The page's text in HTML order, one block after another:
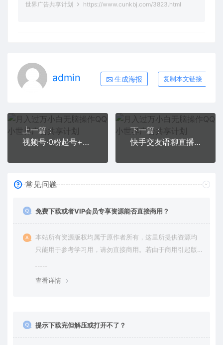
世界广告共享计划
https://www.cunkbj.com/3823.html
admin 生成海报 复制本文链接
上一篇：
视频号·0粉起号+话术框架线上课：视频号0到1运营培训班（20节课）
下一篇：
快手交友语聊直播，轻松日入500＋
常见问题
免费下载或者VIP会员专享资源能否直接商用？
本站所有资源版权均属于原作者所有，这里所提供资源均
只能用于参考学习用，请勿直接商用。若由于商用引起版
查看详情
提示下载完但解压或打开不了？